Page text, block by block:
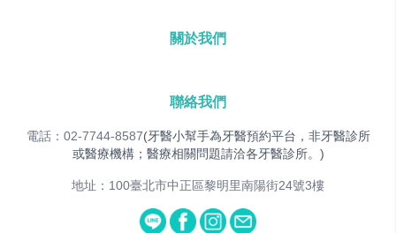
關於我們
聯絡我們
電話：02-7744-8587(牙醫小幫手為牙醫預約平台，非牙醫診所
或醫療機構；醫療相關問題請洽各牙醫診所。)
地址：100臺北市中正區黎明里南陽街24號3樓